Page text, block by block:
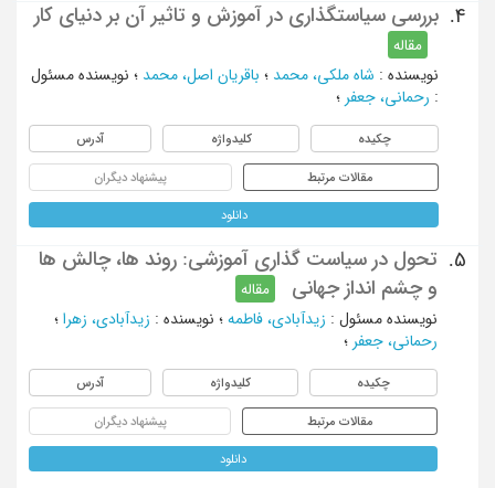
4. بررسی سیاستگذاری در آموزش و تاثیر آن بر دنیای کار
مقاله
نویسنده : شاه ملکی، محمد ؛ باقریان اصل، محمد ؛ نویسنده مسئول
: رحمانی، جعفر ؛
چکیده کلیدواژه آدرس
مقالات مرتبط پیشنهاد دیگران
دانلود
5.
تحول در سیاست گذاری آموزشی: روند ها، چالش ها
و چشم انداز جهانی
مقاله
نویسنده مسئول : زیدآبادی، فاطمه ؛ نویسنده : زیدآبادی، زهرا ؛
رحمانی، جعفر ؛
چکیده کلیدواژه آدرس
مقالات مرتبط پیشنهاد دیگران
دانلود